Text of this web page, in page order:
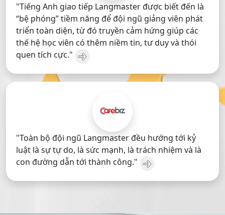
"Tiếng Anh giao tiếp Langmaster được biết đến là
“bệ phóng” tiềm năng để đội ngũ giảng viên phát
triển toàn diện, từ đó truyền cảm hứng giúp các
thế hệ học viên có thêm niềm tin, tư duy và thói
quen tích cực."
"Toàn bộ đội ngũ Langmaster đều hướng tới kỷ
luật là sự tự do, là sức mạnh, là trách nhiệm và là
con đường dẫn tới thành công."